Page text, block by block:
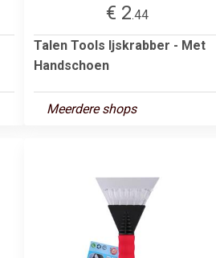
€ 2.44
Talen Tools Ijskrabber - Met
Handschoen
Meerdere shops